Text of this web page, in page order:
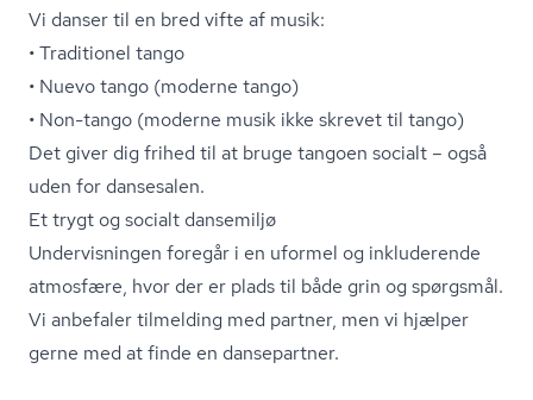
Vi danser til en bred vifte af musik:
• Traditionel tango
• Nuevo tango (moderne tango)
• Non-tango (moderne musik ikke skrevet til tango)
Det giver dig frihed til at bruge tangoen socialt – også
uden for dansesalen.
Et trygt og socialt dansemiljø
Undervisningen foregår i en uformel og inkluderende
atmosfære, hvor der er plads til både grin og spørgsmål.
Vi anbefaler tilmelding med partner, men vi hjælper
gerne med at finde en dansepartner.